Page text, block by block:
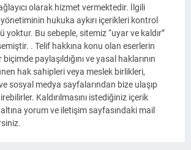
olarak hizmet vermektedir. İlgili
hukuka aykırı içerikleri kontrol
yoktur. Bu sebeple, sitemiz “uyar ve kaldır”
. Telif hakkına konu olan eserlerin
paylaşıldığını ve yasal haklarının
hak sahipleri veya meslek birlikleri,
sosyal medya sayfalarından bize ulaşıp
Kaldırılmasını istediğiniz içerik
yorum ve iletişim sayfasındaki mail